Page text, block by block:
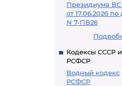
Президиума
от 17.06.2026 по
N 7-ПВ26
Кодексы СССР и
РСФСР
Водный кодекс
РСФСР